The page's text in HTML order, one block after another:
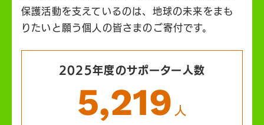
保護活動を支えているのは、地球の未来をまも
りたいと願う個人の皆さまのご寄付です。
2025年度のサポーター人数
5,219 人